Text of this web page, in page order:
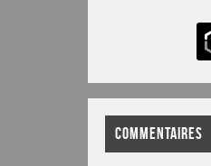
COMMENTAIRES